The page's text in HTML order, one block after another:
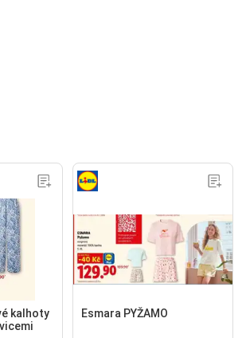
kalhoty
Esmara PYŽAMO